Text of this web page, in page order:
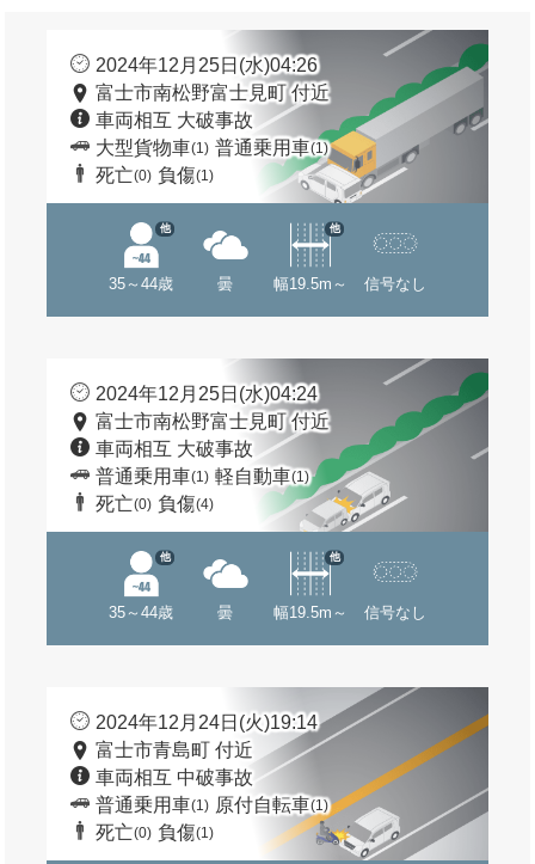
2024年12月25日(水)04:26
富士市南松野富士見町 付近
車両相互 大破事故
大型貨物車(1) 普通乗用車(1)
死亡(0) 負傷(1)
35～44歳
他
曇 幅19.5m～
他
信号なし
2024年12月25日(水)04:24
富士市南松野富士見町 付近
車両相互 大破事故
普通乗用車(1) 軽自動車(1)
死亡(0) 負傷(4)
35～44歳
他
曇 幅19.5m～
他
信号なし
2024年12月24日(火)19:14
富士市青島町 付近
車両相互 中破事故
普通乗用車(1) 原付自転車(1)
死亡(0) 負傷(1)